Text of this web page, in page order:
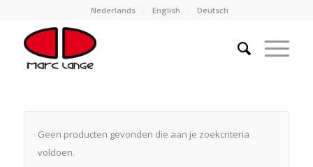
Nederlands English Deutsch
Geen producten gevonden die aan je zoekcriteria
voldoen.